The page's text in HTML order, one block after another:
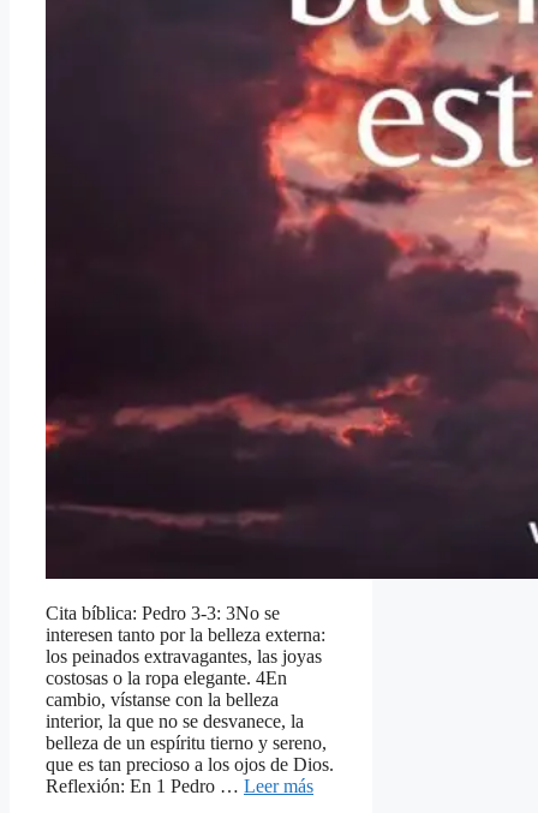
Cita bíblica: Pedro 3-3: 3No se
interesen tanto por la belleza externa:
los peinados extravagantes, las joyas
costosas o la ropa elegante. 4En
cambio, vístanse con la belleza
interior, la que no se desvanece, la
belleza de un espíritu tierno y sereno,
que es tan precioso a los ojos de Dios.
Reflexión: En 1 Pedro … Leer más